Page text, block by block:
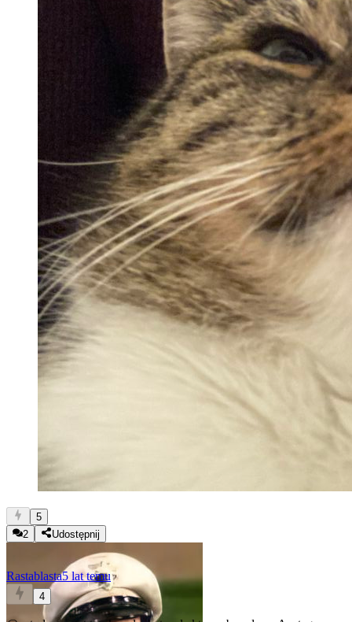
5
2
Udostępnij
Rastablasta5 lat temu
4